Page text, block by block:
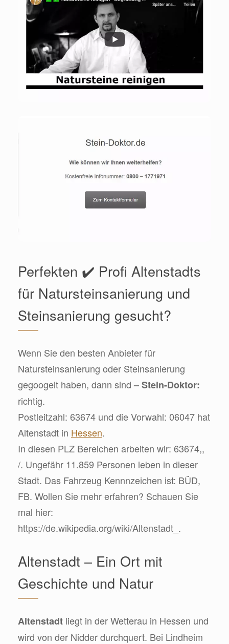
Perfekten ✔️ Profi Altenstadts
für Natursteinsanierung und
Steinsanierung gesucht?
Wenn Sie den besten Anbieter für
Natursteinsanierung oder Steinsanierung
gegoogelt haben, dann sind– Stein-Doktor:
richtig.
Postleitzahl: 63674 und die Vorwahl: 06047 hat
Altenstadt in Hessen.
In diesen PLZ Bereichen arbeiten wir: 63674,,
/. Ungefähr 11.859 Personen leben in dieser
Stadt. Das Fahrzeug Kennnzeichen ist: BÜD,
FB. Wollen Sie mehr erfahren? Schauen Sie
mal hier:
https://de.wikipedia.org/wiki/Altenstadt_.
Altenstadt – Ein Ort mit
Geschichte und Natur
Altenstadt liegt in der Wetterau in Hessen und
wird von der Nidder durchquert. Bei Lindheim